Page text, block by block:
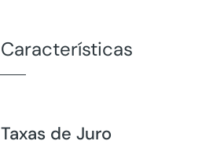
Características
Taxas de Juro